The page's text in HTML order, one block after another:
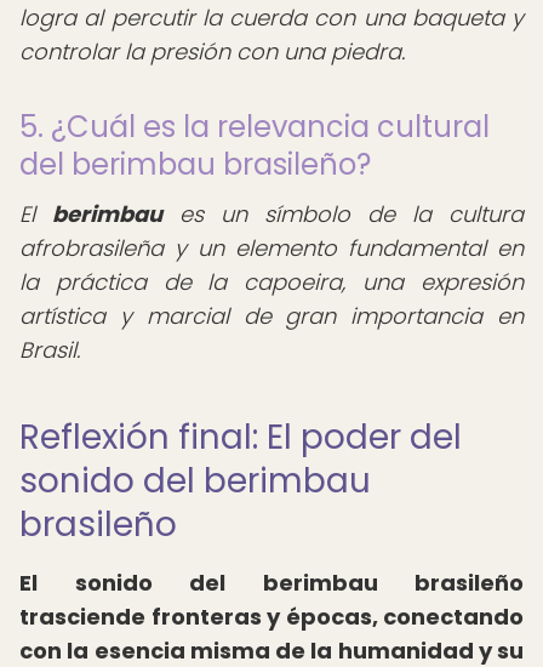
logra al percutir la cuerda con una baqueta y
controlar la presión con una piedra.
5. ¿Cuál es la relevancia cultural
del berimbau brasileño?
El berimbaues un símbolo de la cultura
afrobrasileña y un elemento fundamental en
la práctica de la capoeira, una expresión
artística y marcial de gran importancia en
Brasil.
Reflexión final: El poder del
sonido del berimbau
brasileño
El sonido del berimbau brasileño
trasciende fronteras y épocas, conectando
con la esencia misma de la humanidad y su